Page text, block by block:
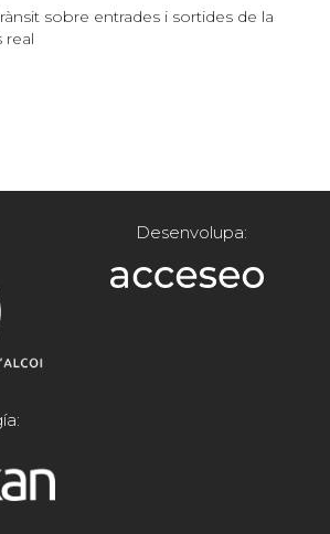
sobre entrades i sortides de la
real
Desenvolupa: